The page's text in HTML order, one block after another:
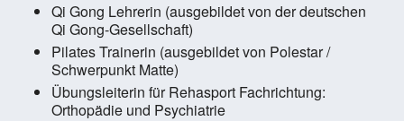
Qi Gong Lehrerin (ausgebildet von der deutschen
Qi Gong-Gesellschaft)
Pilates Trainerin (ausgebildet von Polestar /
Schwerpunkt Matte)
Übungsleiterin für Rehasport Fachrichtung:
Orthopädie und Psychiatrie